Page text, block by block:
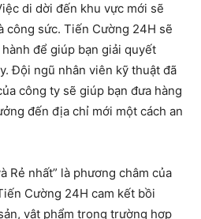
di dời đến khu vực mới sẽ
công sức. Tiến Cường 24H sẽ
để giúp bạn giải quyết
Đội ngũ nhân viên kỹ thuật đã
công ty sẽ giúp bạn đưa hàng
đến địa chỉ mới một cách an
Rẻ nhất” là phương châm của
Cường 24H cam kết bồi
vật phẩm trong trường hợp